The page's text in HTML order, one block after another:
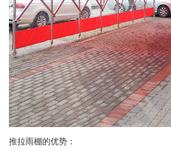
推拉雨棚的优势：